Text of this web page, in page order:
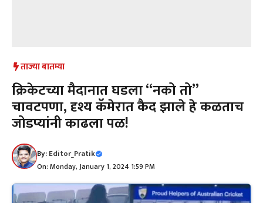
ताज्या बातम्या
क्रिकेटच्या मैदानात घडला “नको तो”
चावटपणा, दृश्य कॅमेरात कैद झाले हे कळताच
जोडप्यांनी काढला पळ!
By:Editor_Pratik
On: Monday, January 1, 2024 1:59 PM